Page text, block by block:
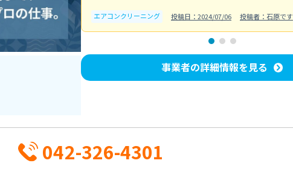
エアコンクリーニング 投稿日：2024/07/06 投稿者：石原です
事業者の詳細情報を見る
042-326-4301